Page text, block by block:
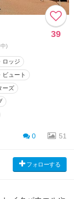
39
)
ロッジ
ュート
ーズ
0 51
フォローする